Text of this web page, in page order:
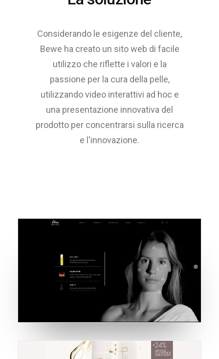
Considerando le esigenze del cliente,
Bewe ha creato un sito web di facile
utilizzo che riflette i valori e la
passione per la cura della pelle,
utilizzando video interattivi ad hoc e
una presentazione innovativa del
prodotto per concentrarsi sulla ricerca
e l'innovazione.